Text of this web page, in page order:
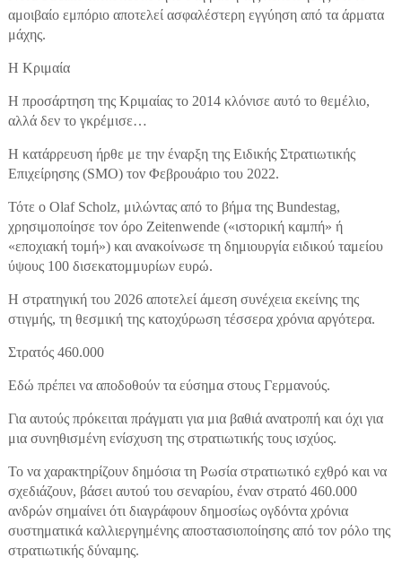
αμοιβαίο εμπόριο αποτελεί ασφαλέστερη εγγύηση από τα άρματα
μάχης.
Η Κριμαία
Η προσάρτηση της Κριμαίας το 2014 κλόνισε αυτό το θεμέλιο,
αλλά δεν το γκρέμισε…
Η κατάρρευση ήρθε με την έναρξη της Ειδικής Στρατιωτικής
Επιχείρησης (SMO) τον Φεβρουάριο του 2022.
Τότε ο Olaf Scholz, μιλώντας από το βήμα της Bundestag,
χρησιμοποίησε τον όρο Zeitenwende («ιστορική καμπή» ή
«εποχιακή τομή») και ανακοίνωσε τη δημιουργία ειδικού ταμείου
ύψους 100 δισεκατομμυρίων ευρώ.
Η στρατηγική του 2026 αποτελεί άμεση συνέχεια εκείνης της
στιγμής, τη θεσμική της κατοχύρωση τέσσερα χρόνια αργότερα.
Στρατός 460.000
Εδώ πρέπει να αποδοθούν τα εύσημα στους Γερμανούς.
Για αυτούς πρόκειται πράγματι για μια βαθιά ανατροπή και όχι για
μια συνηθισμένη ενίσχυση της στρατιωτικής τους ισχύος.
Το να χαρακτηρίζουν δημόσια τη Ρωσία στρατιωτικό εχθρό και να
σχεδιάζουν, βάσει αυτού του σεναρίου, έναν στρατό 460.000
ανδρών σημαίνει ότι διαγράφουν δημοσίως ογδόντα χρόνια
συστηματικά καλλιεργημένης αποστασιοποίησης από τον ρόλο της
στρατιωτικής δύναμης.